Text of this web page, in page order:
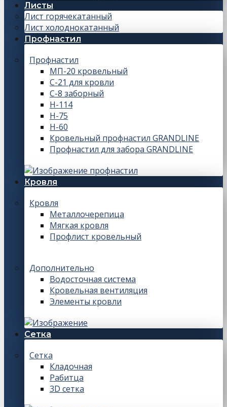
Листы
Лист горячекатанный
Лист холоднокатанный
Профнастил
Профнастил
МП-20 кровельный
С-21 для кровли
С-8 заборный
Н-114
Н-75
Н-60
Кровельный профнастил GRANDLINE
Профнастил для забора GRANDLINE
Кровля
Кровля
Металлочерепица
Мягкая кровля
Профлист кровельный
Дополнительно
Водосточная система
Кровельная вентиляция
Элементы кровли
Сетка
Сетка
Кладочная
Рабитца
3D сетка